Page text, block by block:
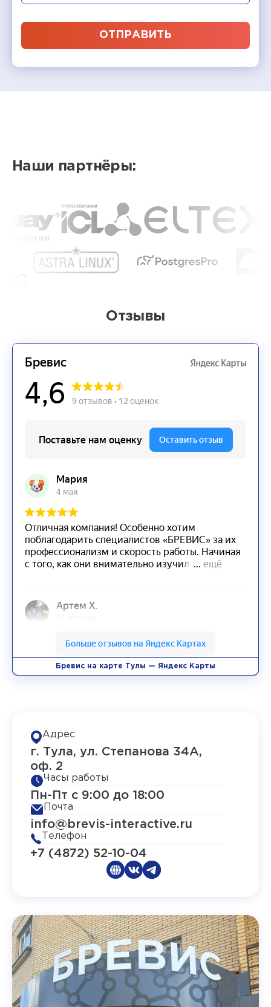
ОТПРАВИТЬ
Наши партнёры:
Отзывы
Бревис на карте Тулы — Яндекс Карты
Адрес
г. Тула, ул. Степанова 34А,
оф. 2
Часы работы
Пн-Пт с 9:00 до 18:00
Почта
info@brevis-interactive.ru
Телефон
+7 (4872) 52-10-04